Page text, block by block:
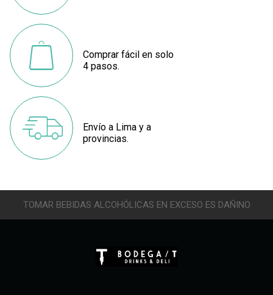
Comprar fácil en solo
4 pasos.
Envío a Lima y a
provincias.
TOMAR BEBIDAS ALCOHÓLICAS EN EXCESO ES DAÑINO